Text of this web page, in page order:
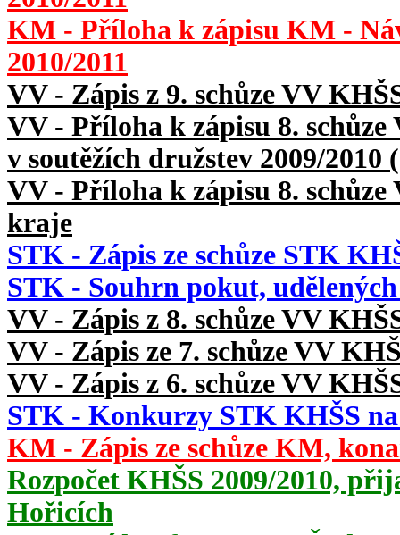
KM - Příloha k zápisu KM -
2010/2011
VV - Zápis z 9. schůze VV
VV - Příloha k zápisu 8.
v soutěžích družstev 2009/
VV - Příloha k zápisu 8. schůze
kraje
STK - Zápis ze schůze STK
STK - Souhrn pokut,
VV - Zápis z 8. schůze VV
VV - Zápis ze 7. schůze VV
VV - Zápis z 6. schůze VV
STK - Konkurzy STK KHŠS na
KM - Zápis ze schůze KM,
Rozpočet KHŠS 2009/2010,
Hořicích